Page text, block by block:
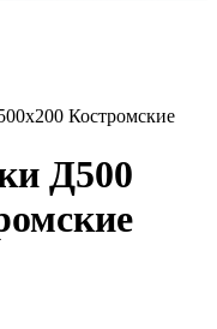
Костромские
Д500